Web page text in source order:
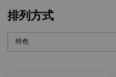
排列方式